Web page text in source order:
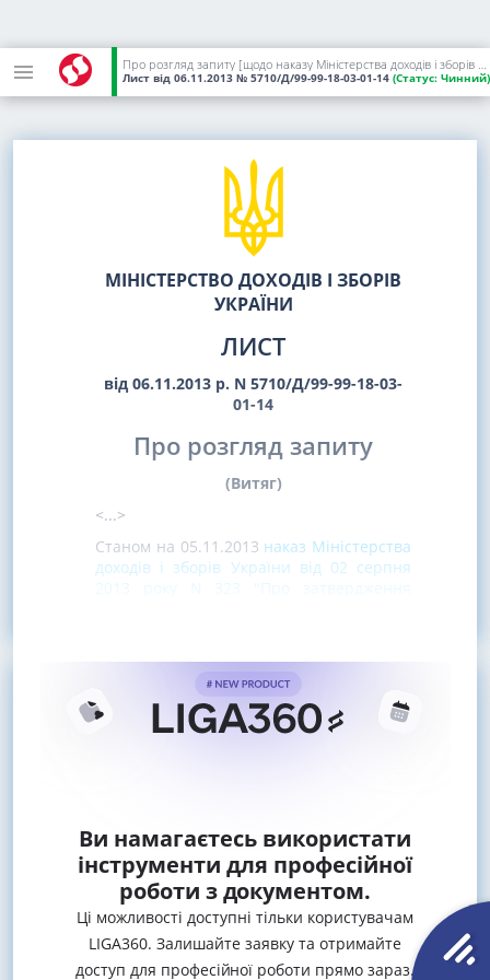
Про розгляд запиту [щодо наказу Міністерства доходів і зборів України від 02 серпня 2013 року N 323]
Лист від 06.11.2013 № 5710/Д/99-99-18-03-01-14 (Статус: Чинний)
МІНІСТЕРСТВО ДОХОДІВ І ЗБОРІВ
УКРАЇНИ
ЛИСТ
від 06.11.2013 р. N 5710/Д/99-99-18-03-
01-14
Про розгляд запиту
(Витяг)
<...>
Станом на 05.11.2013 наказ Міністерства
доходів і зборів України від 02 серпня
2013 року N 323 "Про затвердження
Ви намагаєтесь використати
інструменти для професійної
роботи з документом.
Ці можливості доступні тільки користувачам
LIGA360. Залишайте заявку та отримайте
доступ для професійної роботи прямо зараз.